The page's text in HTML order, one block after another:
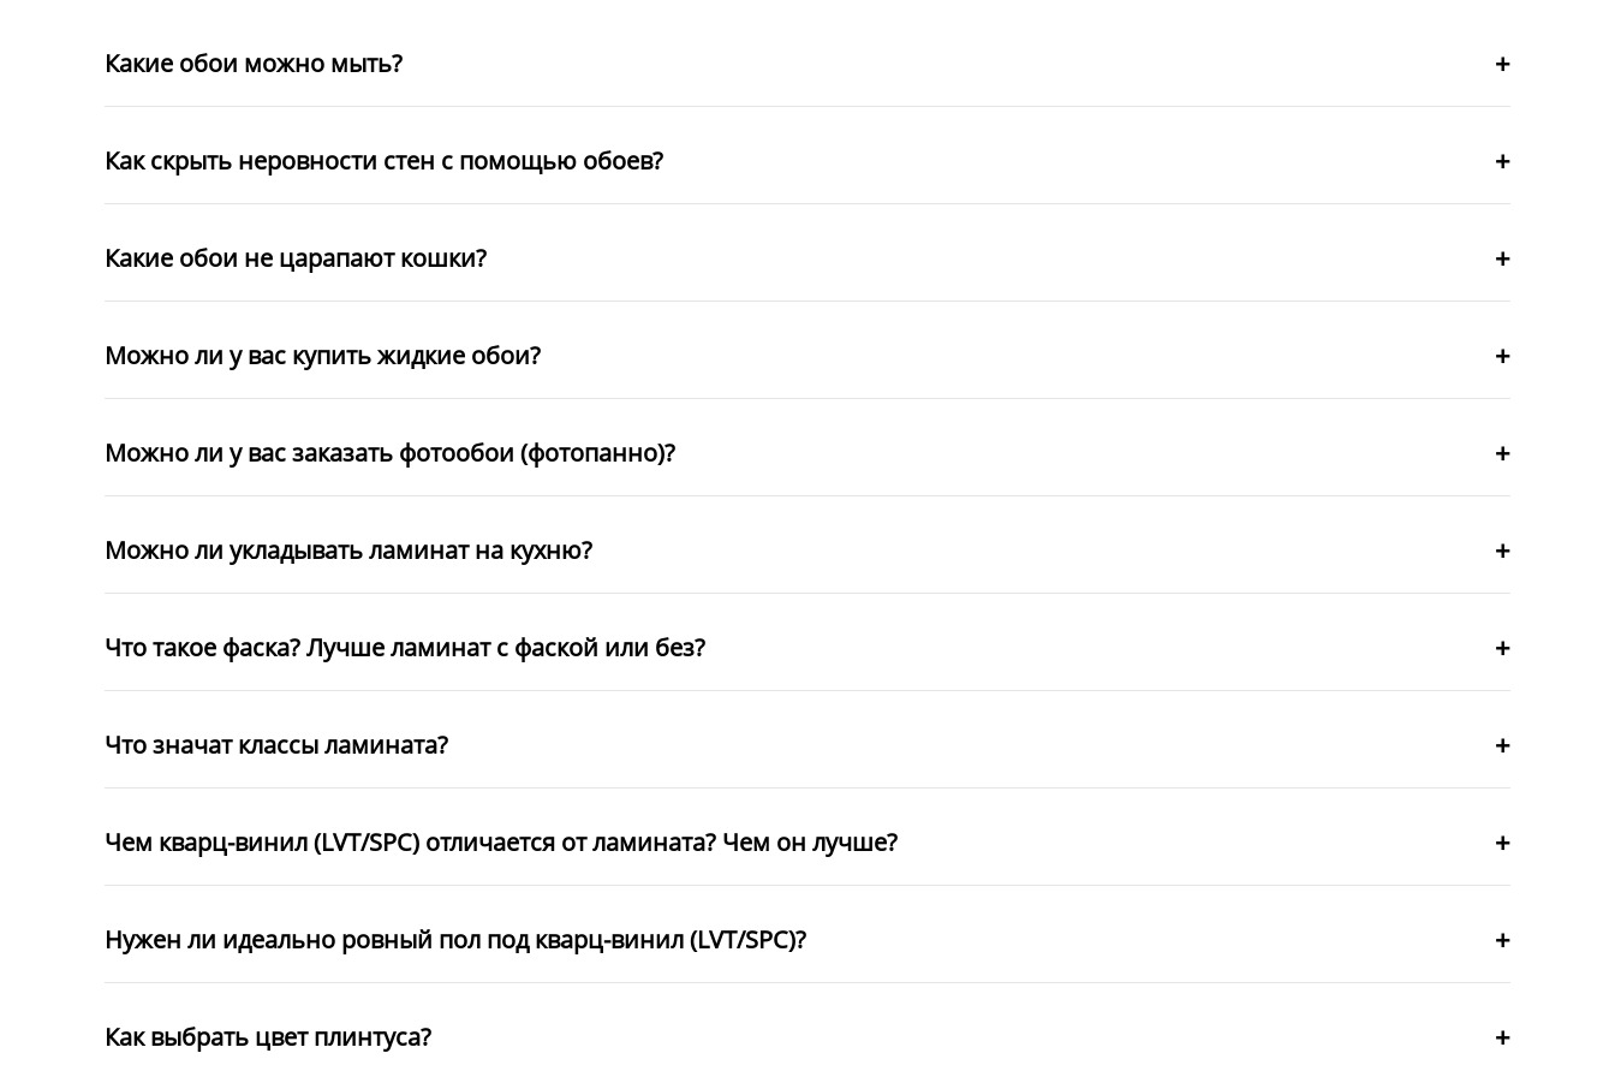
Какие обои можно мыть?
Как скрыть неровности стен с помощью обоев?
Какие обои не царапают кошки?
Можно ли у вас купить жидкие обои?
Можно ли у вас заказать фотообои (фотопанно)?
Можно ли укладывать ламинат на кухню?
Что такое фаска? Лучше ламинат с фаской или без?
Что значат классы ламината?
Чем кварц-винил (LVT/SPC) отличается от ламината? Чем он лучше?
Нужен ли идеально ровный пол под кварц-винил (LVT/SPC)?
Как выбрать цвет плинтуса?